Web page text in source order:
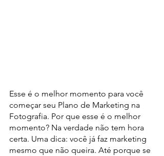
Esse é o melhor momento para você
começar seu Plano de Marketing na
Fotografia. Por que esse é o melhor
momento? Na verdade não tem hora
certa. Uma dica: você já faz marketing
mesmo que não queira. Até porque se